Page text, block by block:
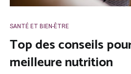
SANTÉ ET BIEN-ÊTRE
Top des conseils
meilleure nutrition